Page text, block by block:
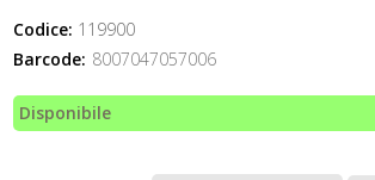
Codice: 119900
Barcode: 8007047057006
Disponibile